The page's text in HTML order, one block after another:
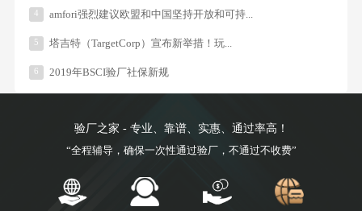
4 amfori强烈建议欧盟和中国坚持开放和可持...
5 塔吉特（TargetCorp）宣布新举措！玩...
6 2019年BSCI验厂社保新规
验厂之家 - 专业、靠谱、实惠、通过率高！
“全程辅导，确保一次性通过验厂，不通过不收费”